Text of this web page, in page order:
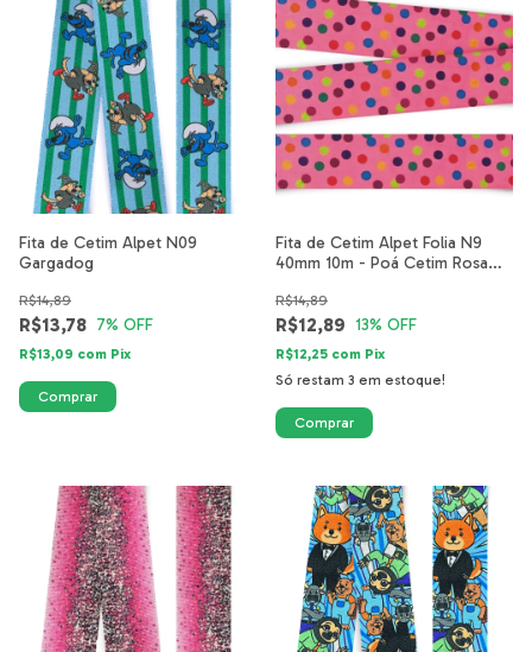
Fita de Cetim Alpet N09
Gargadog
R$13,78
R$14,89
7% OFF
R$13,09 com Pix
Fita de Cetim Alpet Folia N9
40mm 10m - Poá Cetim Rosa
R$12,89
R$14,89
13% OFF
R$12,25 com Pix
Só restam 3 em estoque!